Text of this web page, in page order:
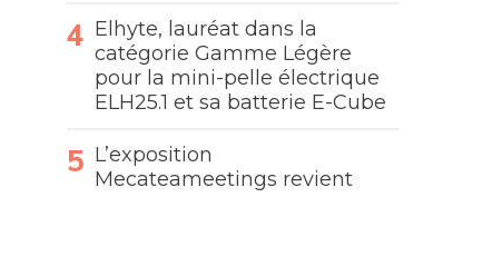
Elhyte, lauréat dans la
catégorie Gamme Légère
pour la mini-pelle électrique
ELH25.1 et sa batterie E-Cube
L’exposition
Mecateameetings revient